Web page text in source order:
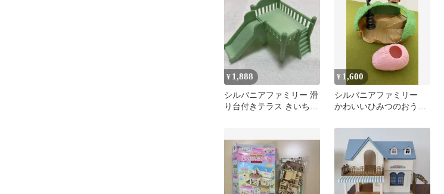
¥ 1,888
シルバニアファミリー 滑
り台付きテラス きいちご
¥ 1,600
シルバニアファミリー
かわいいひみつのおうち